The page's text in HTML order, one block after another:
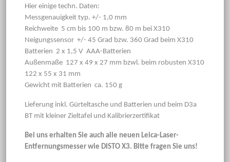
Hier einige techn. Daten:
Messgenauigkeit typ. +/- 1,0 mm
Reichweite 5 cm bis 100 m bzw. 80 m bei X310
Neigungssensor +/- 45 Grad bzw. 360 Grad beim X310
Batterien 2 x 1,5 V AAA-Batterien
Außenmaße 127 x 49 x 27 mm bzwl. beim robusten X310
122 x 55 x 31 mm
Gewicht mit Batterien ca. 150 g
Lieferung inkl. Gürteltasche und Batterien und beim D3a
BT mit kleiner Zieltafel und Kalibrierzertifikat
Bei uns erhalten Sie auch alle neuen Leica-Laser-
Entfernungsmesser wie DISTO X3. Bitte fragen Sie uns!